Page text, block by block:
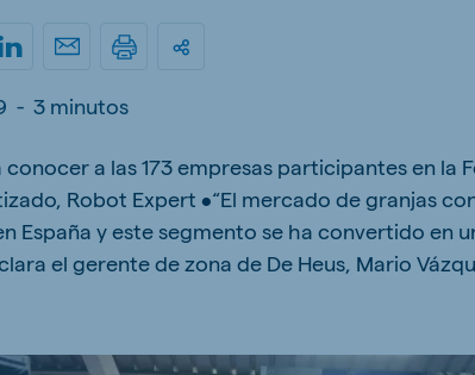
- 3 minutos
conocer a las 173 empresas participantes en la
Robot Expert •“El mercado de granjas
España y este segmento se ha convertido en
el gerente de zona de De Heus, Mario
Polish
Spanish